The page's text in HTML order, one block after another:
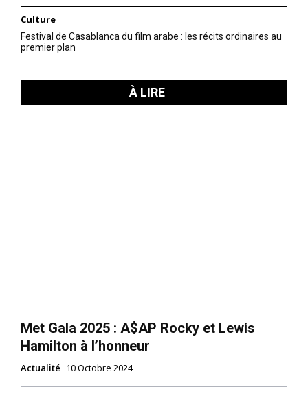
Culture
Festival de Casablanca du film arabe : les récits ordinaires au
premier plan
À LIRE
Met Gala 2025 : A$AP Rocky et Lewis
Hamilton à l’honneur
Actualité 10 Octobre 2024